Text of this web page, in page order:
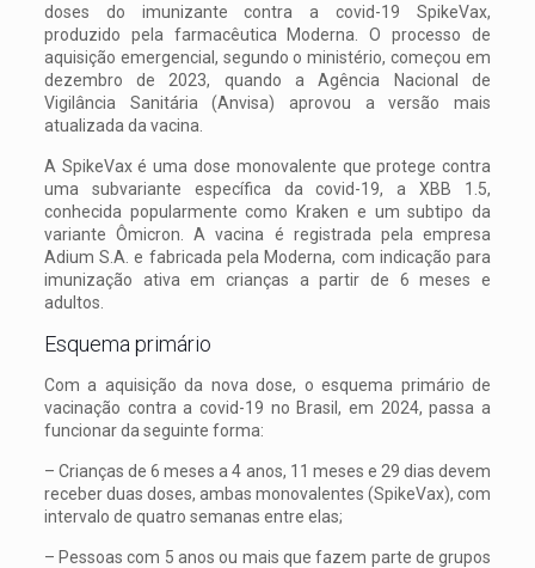
doses do imunizante contra a covid-19 SpikeVax,
produzido pela farmacêutica Moderna. O processo de
aquisição emergencial, segundo o ministério, começou em
dezembro de 2023, quando a Agência Nacional de
Vigilância Sanitária (Anvisa) aprovou a versão mais
atualizada da vacina.
A SpikeVax é uma dose monovalente que protege contra
uma subvariante específica da covid-19, a XBB 1.5,
conhecida popularmente como Kraken e um subtipo da
variante Ômicron. A vacina é registrada pela empresa
Adium S.A. e fabricada pela Moderna, com indicação para
imunização ativa em crianças a partir de 6 meses e
adultos.
Esquema primário
Com a aquisição da nova dose, o esquema primário de
vacinação contra a covid-19 no Brasil, em 2024, passa a
funcionar da seguinte forma:
– Crianças de 6 meses a 4 anos, 11 meses e 29 dias devem
receber duas doses, ambas monovalentes (SpikeVax), com
intervalo de quatro semanas entre elas;
– Pessoas com 5 anos ou mais que fazem parte de grupos